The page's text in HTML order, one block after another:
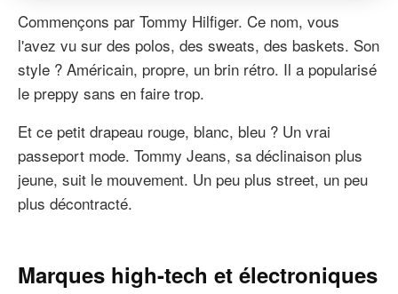
Commençons par Tommy Hilfiger. Ce nom, vous
l'avez vu sur des polos, des sweats, des baskets. Son
style ? Américain, propre, un brin rétro. Il a popularisé
le preppy sans en faire trop.
Et ce petit drapeau rouge, blanc, bleu ? Un vrai
passeport mode. Tommy Jeans, sa déclinaison plus
jeune, suit le mouvement. Un peu plus street, un peu
plus décontracté.
Marques high-tech et électroniques